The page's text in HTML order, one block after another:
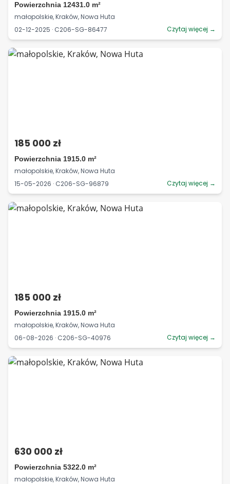
Powierzchnia 12431.0 m²
małopolskie, Kraków, Nowa Huta
02-12-2025 · C206-SG-86477
Czytaj więcej →
185 000 zł
Powierzchnia 1915.0 m²
małopolskie, Kraków, Nowa Huta
15-05-2026 · C206-SG-96879
Czytaj więcej →
185 000 zł
Powierzchnia 1915.0 m²
małopolskie, Kraków, Nowa Huta
06-08-2026 · C206-SG-40976
Czytaj więcej →
630 000 zł
Powierzchnia 5322.0 m²
małopolskie, Kraków, Nowa Huta